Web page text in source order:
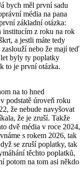
bych měl první sadu
média na pana
základní otázka:
institucím z roku na rok
a jestli máte tedy
nebo že mají teď
byly ty poplatky
to je první otázka.
na to hned
podstatě úroveň roku
že nebude navyšovat
že je zruší. Takže
dvě média v roce 2024,
s rokem 2026, tak
se zruší poplatky, tak
těchto poplatků,
potom na tom asi někdo